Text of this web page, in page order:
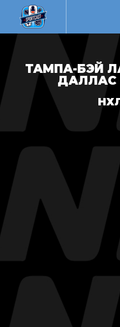
ТАМПА-БЭЙ
ДАЛЛАС